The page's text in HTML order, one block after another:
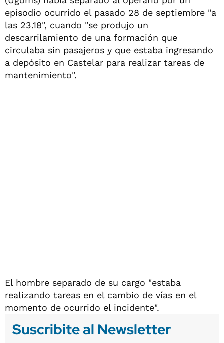
episodio ocurrido el pasado 28 de septiembre "a
las 23.18", cuando "se produjo un
descarrilamiento de una formación que
circulaba sin pasajeros y que estaba ingresando
a depósito en Castelar para realizar tareas de
mantenimiento".
El hombre separado de su cargo "estaba
realizando tareas en el cambio de vías en el
momento de ocurrido el incidente".
Suscribite al Newsletter